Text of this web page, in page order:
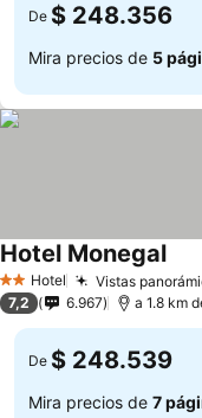
De $ 248.356
Mira precios de 5
2 Estrellas
Hotel Vistas
Hotel Monegal
7,2 6.967 a 1.8 km
De $ 248.539
Mira precios de 7